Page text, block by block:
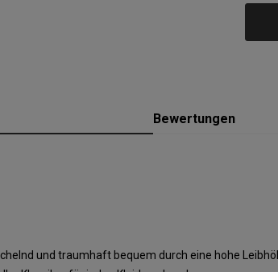
Bewertungen
und traumhaft bequem durch eine hohe